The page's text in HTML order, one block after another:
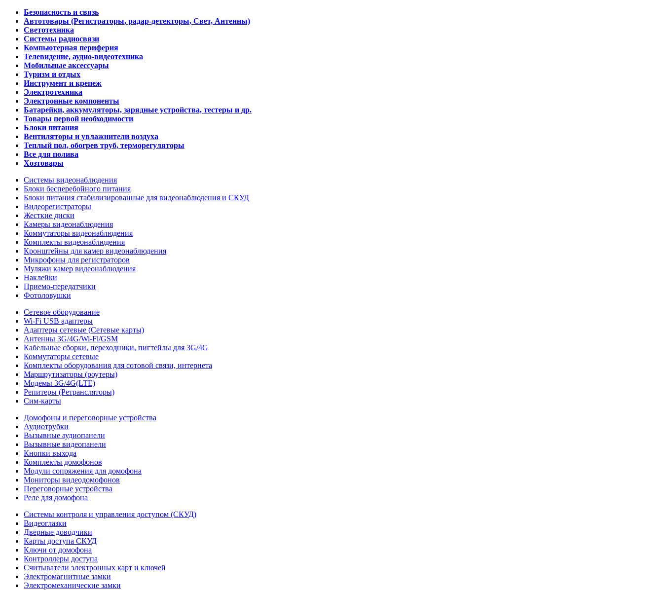
Безопасность и связь
Автотовары (Регистраторы, радар-детекторы, Свет, Антенны)
Светотехника
Системы радиосвязи
Компьютерная периферия
Телевидение, аудио-видеотехника
Мобильные аксессуары
Туризм и отдых
Инструмент и крепеж
Электротехника
Электронные компоненты
Батарейки, аккумуляторы, зарядные устройства, тестеры и др.
Товары первой необходимости
Блоки питания
Вентиляторы и увлажнители воздуха
Теплый пол, обогрев труб, терморегуляторы
Все для полива
Хозтовары
Системы видеонаблюдения
Блоки бесперебойного питания
Блоки питания стабилизированные для видеонаблюдения и СКУД
Видеорегистраторы
Жесткие диски
Камеры видеонаблюдения
Коммутаторы видеонаблюдения
Комплекты видеонаблюдения
Кронштейны для камер видеонаблюдения
Микрофоны для регистраторов
Муляжи камер видеонаблюдения
Наклейки
Приемо-передатчики
Фотоловушки
Сетевое оборудование
Wi-Fi USB адаптеры
Адаптеры сетевые (Сетевые карты)
Антенны 3G/4G/Wi-Fi/GSM
Кабельные сборки, переходники, пигтейлы для 3G/4G
Коммутаторы сетевые
Комплекты оборудования для сотовой связи, интернета
Маршрутизаторы (роутеры)
Модемы 3G/4G(LTE)
Репитеры (Ретрансляторы)
Сим-карты
Домофоны и переговорные устройства
Аудиотрубки
Вызывные аудиопанели
Вызывные видеопанели
Кнопки выхода
Комплекты домофонов
Модули сопряжения для домофона
Мониторы видеодомофонов
Переговорные устройства
Реле для домофона
Системы контроля и управления доступом (СКУД)
Видеоглазки
Дверные доводчики
Карты доступа СКУД
Ключи от домофона
Контроллеры доступа
Считыватели электронных карт и ключей
Электромагнитные замки
Электромеханические замки